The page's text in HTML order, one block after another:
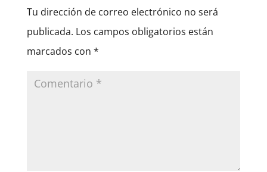
Tu dirección de correo electrónico no será
publicada. Los campos obligatorios están
marcados con *